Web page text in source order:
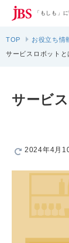
「もしも」
TOP お役立ち情
サービスロボットと
サービ
2024年4月